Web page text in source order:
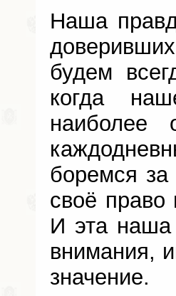
Наша
будем
когда
наиболее
боремся за
своё
И эта наша
внимания,
значение.